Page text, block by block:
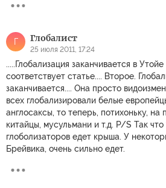
Г Глобалист
25 июля 2011, 17:24
.....Глобализация заканчивается в
соответствует статье.... Второе.
заканчивается.... Она просто
всех глобализировали белые
англосаксы, то теперь, потихоньку, на
китайцы, мусульмани и т.д. P/S Так
глоболизаторов едет крыша. У
Брейвика, очень сильно едет.